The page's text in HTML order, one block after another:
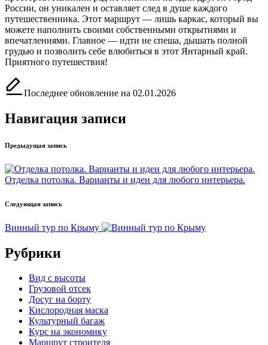
России, он уникален и оставляет след в душе каждого
путешественника. Этот маршрут — лишь каркас, который вы
можете наполнить своими собственными открытиями и
впечатлениями. Главное — идти не спеша, дышать полной
грудью и позволить себе влюбиться в этот Янтарный край.
Приятного путешествия!
Последнее обновление на 02.01.2026
Навигация записи
Предыдущая запись
Отделка потолка. Варианты и идеи для любого интерьера.
Следующая запись
Винный тур по Крыму
Рубрики
Вид с высоты
Грузовой отсек
Досуг на борту
Кислородная маска
Культурный багаж
Курс на экономику
Маршрут строителя